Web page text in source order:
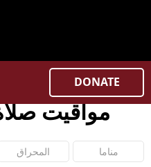
DONATE
مواقيت
مناما المحراق